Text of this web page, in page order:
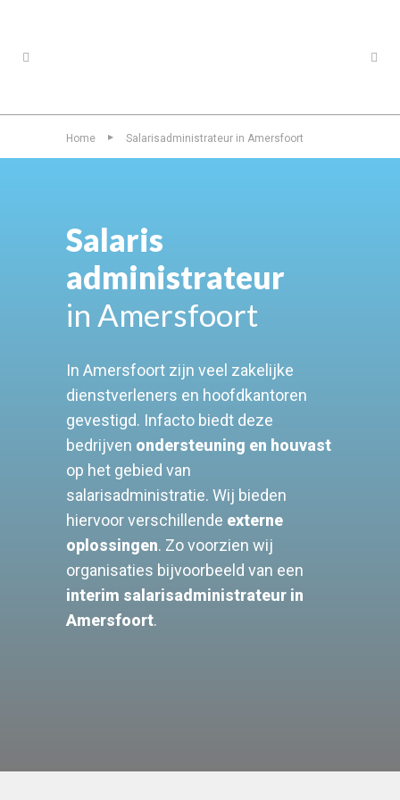
Home ▶ Salarisadministrateur in Amersfoort
Salaris
administrateur
in Amersfoort
In Amersfoort zijn veel zakelijke
dienstverleners en hoofdkantoren
gevestigd. Infacto biedt deze
bedrijven ondersteuning en houvast
op het gebied van
salarisadministratie. Wij bieden
hiervoor verschillende externe
oplossingen. Zo voorzien wij
organisaties bijvoorbeeld van een
interim salarisadministrateur in
Amersfoort.